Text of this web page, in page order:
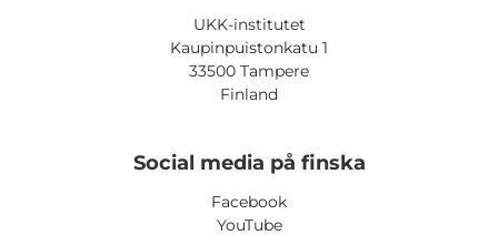
UKK-institutet
Kaupinpuistonkatu 1
33500 Tampere
Finland
Social media på finska
Facebook
YouTube